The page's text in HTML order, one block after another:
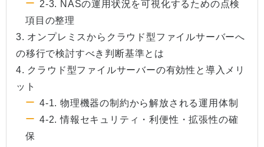
2-3. NASの運用状況を可視化するための点検
項目の整理
3. オンプレミスからクラウド型ファイルサーバーへ
の移行で検討すべき判断基準とは
4. クラウド型ファイルサーバーの有効性と導入メリ
ット
4-1. 物理機器の制約から解放される運用体制
4-2. 情報セキュリティ・利便性・拡張性の確
保